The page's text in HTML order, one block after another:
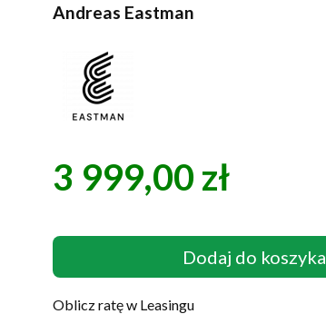
Andreas Eastman
Cena
3 999,00 zł
Dodaj do koszyka
Oblicz ratę w Leasingu